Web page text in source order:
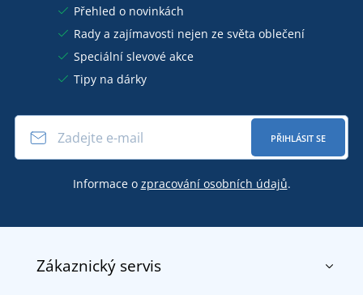
Přehled o novinkách
Rady a zajímavosti nejen ze světa oblečení
Speciální slevové akce
Tipy na dárky
PŘIHLÁSIT SE
Informace o zpracování osobních údajů.
Zákaznický servis